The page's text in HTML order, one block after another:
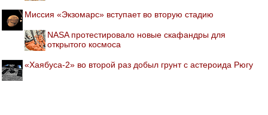
Миссия «Экзомарс» вступает во вторую стадию
NASA протестировало новые скафандры для
открытого космоса
«Хаябуса-2» во второй раз добыл грунт с астероида Рюгу